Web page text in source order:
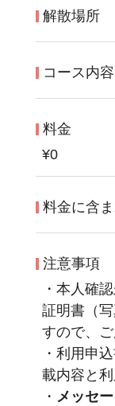
解散場所
コース内容
料金
¥0
料金に含
注意事項
・本人確
証明書（
すので、ご
・利用申
載内容と
・ メッセ